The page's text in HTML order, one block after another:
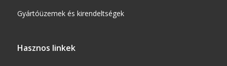
Gyártóüzemek és kirendeltségek
Hasznos linkek